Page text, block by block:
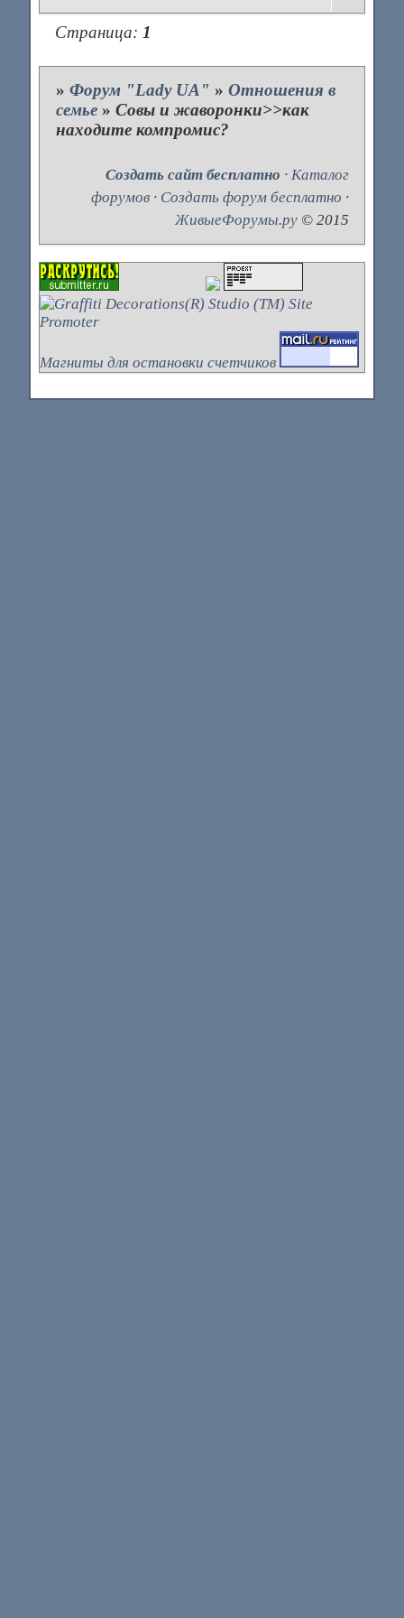
Страница: 1
»Форум "Lady UA" »Отношения в
семье »Совы и жаворонки>>как
находите компромис?
Создать сайт бесплатно ·Каталог
форумов · Создать форум бесплатно ·
ЖивыеФорумы.ру © 2015
Магниты для остановки счетчиков